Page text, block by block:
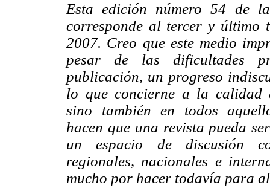
Esta edición número 54 de
corresponde al tercer y último
2007. Creo que este medio
pesar de las dificultades
publicación, un progreso
lo que concierne a la calidad
sino también en todos
hacen que una revista pueda
un espacio de discusión
regionales, nacionales e
mucho por hacer todavía para